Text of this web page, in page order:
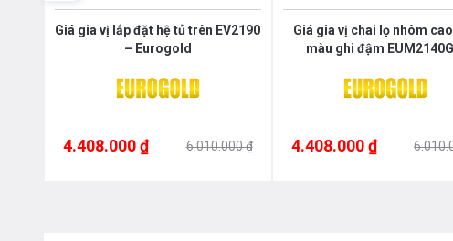
Giá gia vị lắp đặt hệ tủ trên EV2190
– Eurogold
4.408.000 ₫ 6.010.000 ₫
Giá gia vị chai lọ nhôm
màu ghi đậm
4.408.000 ₫